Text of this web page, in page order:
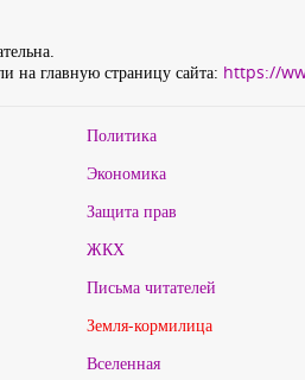
на главную страницу сайта: https://
Политика
Экономика
Защита прав
ЖКХ
Письма читателей
Земля-кормилица
Вселенная